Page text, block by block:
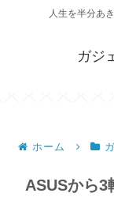
人生を半分あ
ガジ
ホーム
ASUSから3